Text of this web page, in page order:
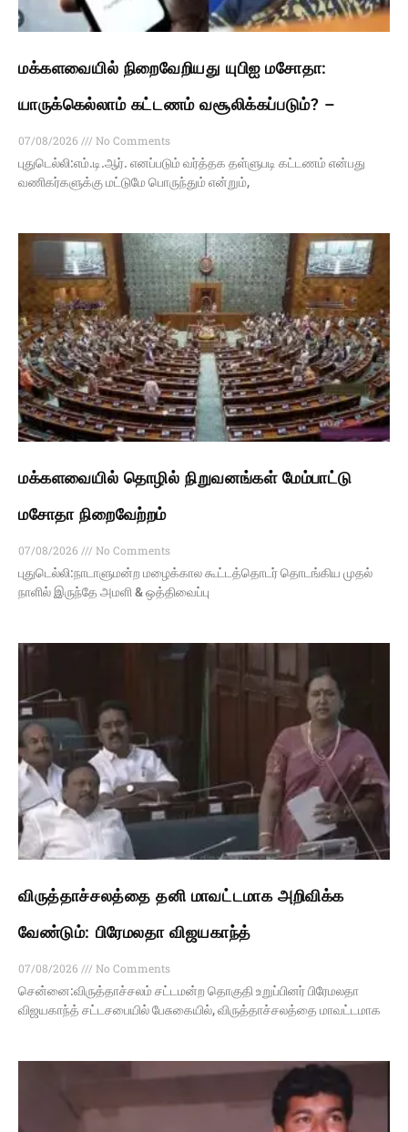
மக்களவையில் நிறைவேறியது யுபிஐ மசோதா:
யாருக்கெல்லாம் கட்டணம் வசூலிக்கப்படும்? –
07/08/2026
No Comments
புதுடெல்லி:எம்.டி.ஆர். எனப்படும் வர்த்தக தள்ளுபடி கட்டணம் என்பது
வணிகர்களுக்கு மட்டுமே பொருந்தும் என்றும்,
மக்களவையில் தொழில் நிறுவனங்கள் மேம்பாட்டு
மசோதா நிறைவேற்றம்
07/08/2026
No Comments
புதுடெல்லி:நாடாளுமன்ற மழைக்கால கூட்டத்தொடர் தொடங்கிய முதல்
நாளில் இருந்தே அமளி & ஒத்திவைப்பு
விருத்தாச்சலத்தை தனி மாவட்டமாக அறிவிக்க
வேண்டும்: பிரேமலதா விஜயகாந்த்
07/08/2026
No Comments
சென்னை:விருத்தாச்சலம் சட்டமன்ற தொகுதி உறுப்பினர் பிரேமலதா
விஜயகாந்த் சட்டசபையில் பேசுகையில், விருத்தாச்சலத்தை மாவட்டமாக